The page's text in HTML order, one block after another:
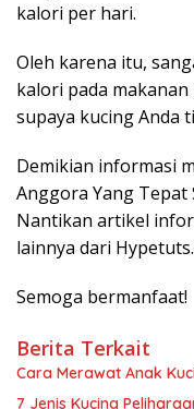
kalori per hari.
Oleh karena itu,
kalori pada
supaya kucing Anda
Demikian informasi
Anggora Yang Tepat
Nantikan artikel
lainnya dari
Semoga bermanfaat!
Berita Terkait
Cara Merawat Anak
7 Jenis Kucing